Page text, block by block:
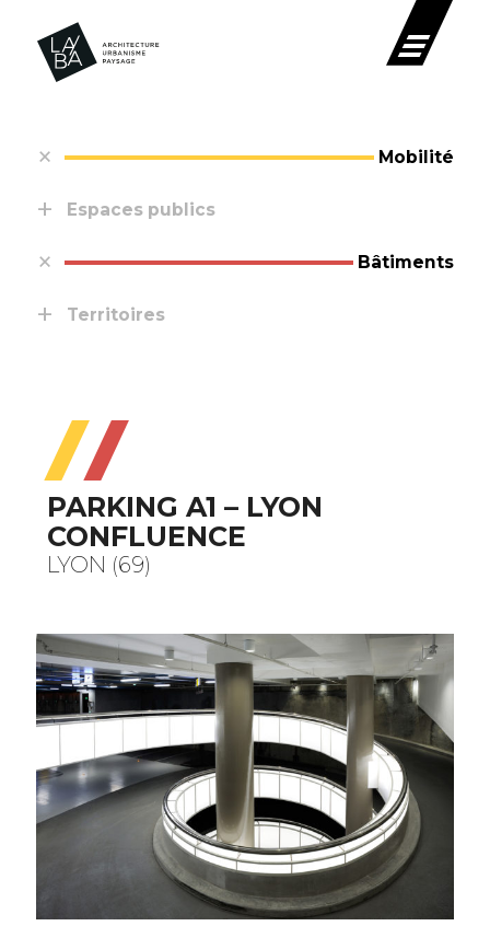
Mobilité
Espaces publics
Bâtiments
Territoires
PARKING A1 – LYON
CONFLUENCE
LYON (69)